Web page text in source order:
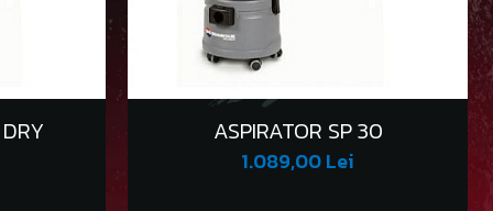
ASPIRATOR SP 30
1.089,00 Lei